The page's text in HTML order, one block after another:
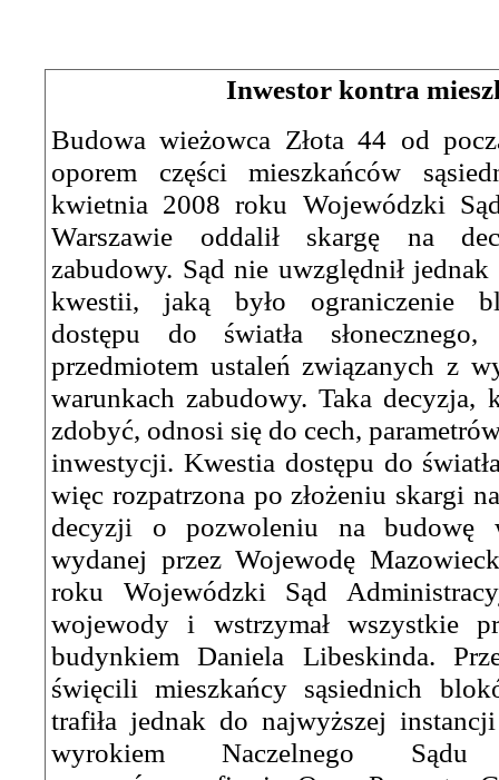
Inwestor kontra
Budowa wieżowca Złota 44 od
oporem części mieszkańców
kwietnia 2008 roku Wojewódzki
Warszawie oddalił skargę na
zabudowy. Sąd nie uwzględnił jednak
kwestii, jaką było ograniczenie
dostępu do światła
przedmiotem ustaleń związanych z
warunkach zabudowy. Taka decyzja,
zdobyć, odnosi się do cech,
inwestycji. Kwestia dostępu do światła
więc rozpatrzona po złożeniu skargi
decyzji o pozwoleniu na budowę
wydanej przez Wojewodę
roku Wojewódzki Sąd
wojewody i wstrzymał wszystkie
budynkiem Daniela Libeskinda.
święcili mieszkańcy sąsiednich
trafiła jednak do najwyższej
wyrokiem Naczelnego Sądu